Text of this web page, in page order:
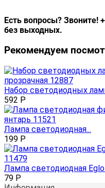
Есть вопросы? Звоните!
без выходных.
Рекомендуем
Набор светодиодных
592 Р
Лампа светодиодная...
199 Р
Лампа светодиодная Eglo
79 Р